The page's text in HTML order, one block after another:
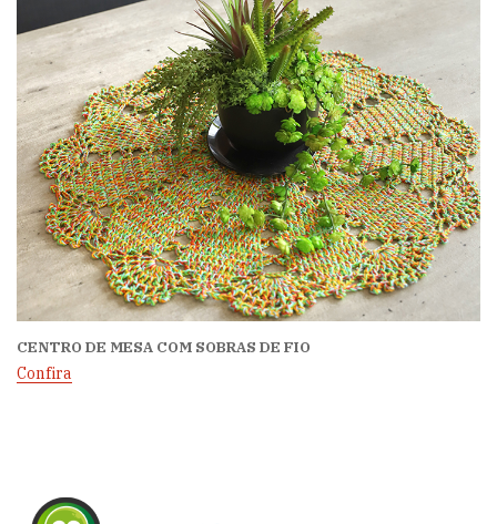
CENTRO DE MESA COM SOBRAS DE FIO
Confira